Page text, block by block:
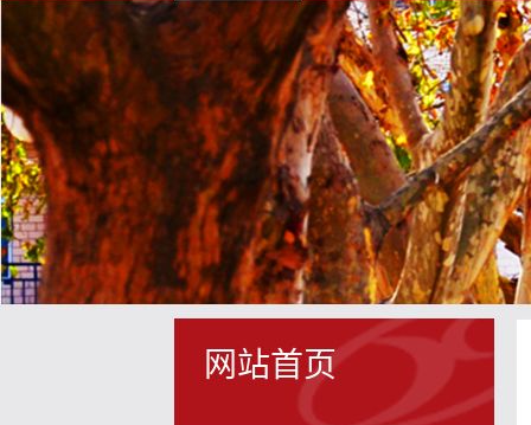
网站首页